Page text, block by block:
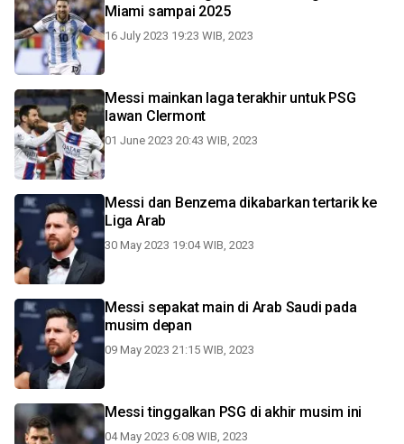
Miami sampai 2025
16 July 2023 19:23 WIB, 2023
Messi mainkan laga terakhir untuk PSG
lawan Clermont
01 June 2023 20:43 WIB, 2023
Messi dan Benzema dikabarkan tertarik ke
Liga Arab
30 May 2023 19:04 WIB, 2023
Messi sepakat main di Arab Saudi pada
musim depan
09 May 2023 21:15 WIB, 2023
Messi tinggalkan PSG di akhir musim ini
04 May 2023 6:08 WIB, 2023